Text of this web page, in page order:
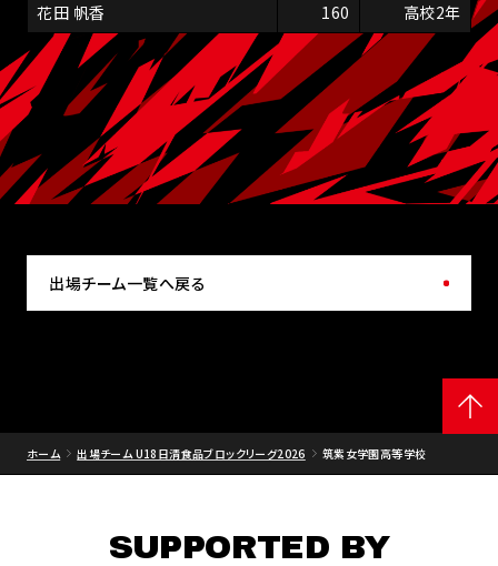
花田 帆香
160 高校2年
出場チーム一覧へ戻る
ホーム 出場チーム U18日清食品ブロックリーグ2026 筑紫女学園高等学校
SUPPORTED BY